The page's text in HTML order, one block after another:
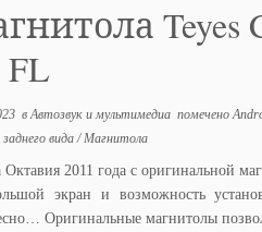
Teyes
вАвтозвук и мультимедиа помечено
вида/Магнитола
2011 года с оригинальной
экран и возможность
Оригинальные магнитолы